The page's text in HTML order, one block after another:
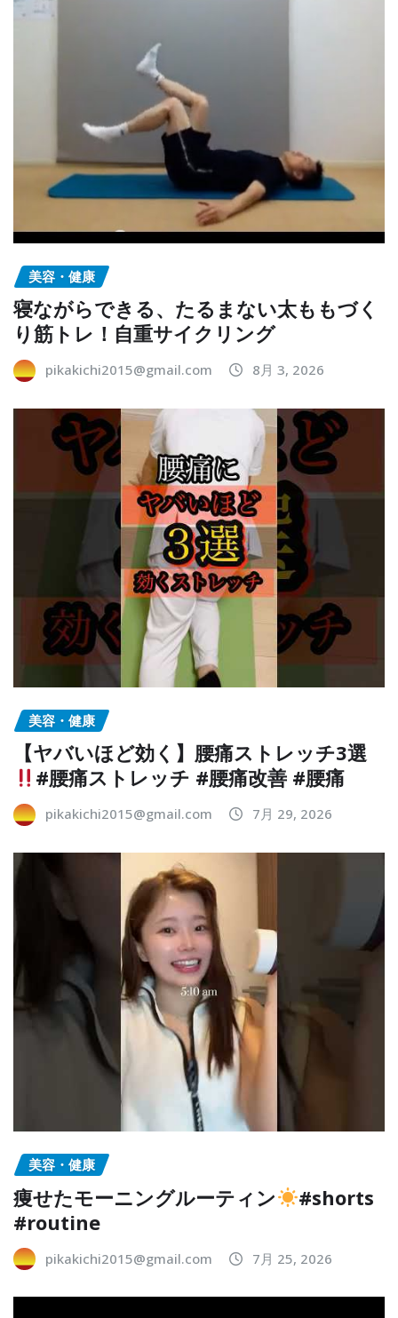
美容・健康
寝ながらできる、たるまない太ももづく
り筋トレ！自重サイクリング
pikakichi2015@gmail.com 8月 3, 2026
美容・健康
【ヤバいほど効く】腰痛ストレッチ3選
#腰痛ストレッチ #腰痛改善 #腰痛
pikakichi2015@gmail.com 7月 29, 2026
美容・健康
痩せたモーニングルーティン
#shorts
#routine
pikakichi2015@gmail.com 7月 25, 2026